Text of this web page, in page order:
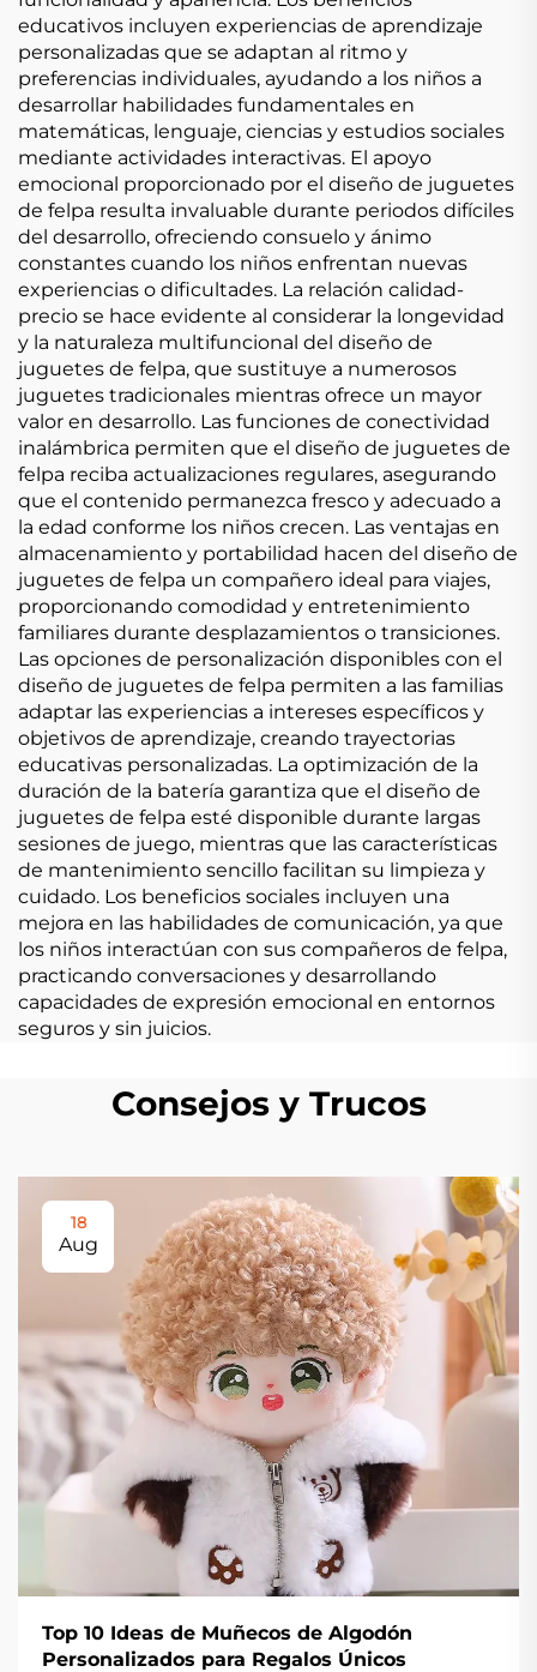
educativos incluyen experiencias de aprendizaje
personalizadas que se adaptan al ritmo y
preferencias individuales, ayudando a los niños a
desarrollar habilidades fundamentales en
matemáticas, lenguaje, ciencias y estudios sociales
mediante actividades interactivas. El apoyo
emocional proporcionado por el diseño de juguetes
de felpa resulta invaluable durante periodos difíciles
del desarrollo, ofreciendo consuelo y ánimo
constantes cuando los niños enfrentan nuevas
experiencias o dificultades. La relación calidad-
precio se hace evidente al considerar la longevidad
y la naturaleza multifuncional del diseño de
juguetes de felpa, que sustituye a numerosos
juguetes tradicionales mientras ofrece un mayor
valor en desarrollo. Las funciones de conectividad
inalámbrica permiten que el diseño de juguetes de
felpa reciba actualizaciones regulares, asegurando
que el contenido permanezca fresco y adecuado a
la edad conforme los niños crecen. Las ventajas en
almacenamiento y portabilidad hacen del diseño de
juguetes de felpa un compañero ideal para viajes,
proporcionando comodidad y entretenimiento
familiares durante desplazamientos o transiciones.
Las opciones de personalización disponibles con el
diseño de juguetes de felpa permiten a las familias
adaptar las experiencias a intereses específicos y
objetivos de aprendizaje, creando trayectorias
educativas personalizadas. La optimización de la
duración de la batería garantiza que el diseño de
juguetes de felpa esté disponible durante largas
sesiones de juego, mientras que las características
de mantenimiento sencillo facilitan su limpieza y
cuidado. Los beneficios sociales incluyen una
mejora en las habilidades de comunicación, ya que
los niños interactúan con sus compañeros de felpa,
practicando conversaciones y desarrollando
capacidades de expresión emocional en entornos
seguros y sin juicios.
Consejos y Trucos
18
Aug
Top 10 Ideas de Muñecos de Algodón
Personalizados para Regalos Únicos